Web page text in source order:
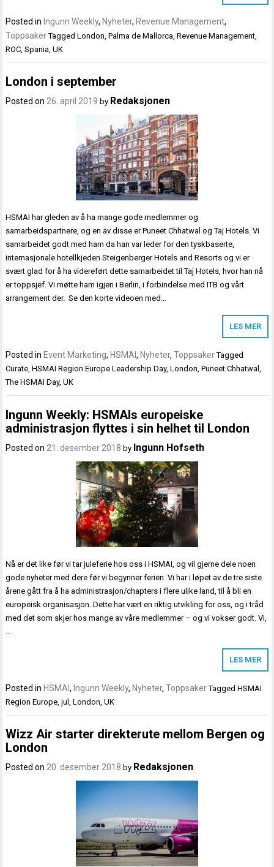
Posted in Ingunn Weekly, Nyheter, Revenue Management,
Toppsaker TaggedLondon ,Palma de Mallorca ,Revenue Management
ROC ,Spania ,UK
London i september
Posted on26. april 2019 by Redaksjonen
HSMAI har gleden av å ha mange gode medlemmer og
samarbeidspartnere, og en av disse er Puneet Chhatwal og Taj Hotels. Vi
samarbeidet godt med ham da han var leder for den tyskbaserte,
internasjonale hotellkjeden Steigenberger Hotels and Resorts og vi er
svært glad for å ha videreført dette samarbeidet til Taj Hotels, hvor han nå
er toppsjef. Vi møtte ham igjen i Berlin, i forbindelse med ITB og vårt
arrangement der. Se den korte videoen med…
LES MER
Posted in Event Marketing, HSMAI, Nyheter,Toppsaker Tagged
Curate,HSMAI Region Europe Leadership Day,London,Puneet Chhatwal,
The HSMAI Day,UK
Ingunn Weekly: HSMAIs europeiske
administrasjon flyttes i sin helhet til London
Posted on 21. desember 2018 by Ingunn Hofseth
Nå er det like før vi tar juleferie hos oss i HSMAI, og vil gjerne dele noen
gode nyheter med dere før vi begynner ferien. Vi har i løpet av de tre siste
årene gått fra å ha administrasjon/chapters i flere ulike land, til å bli en
europeisk organisasjon. Dette har vært en riktig utvikling for oss, og i tråd
med det som skjer hos mange av våre medlemmer – og vi vokser godt. Vi,
LES MER
Posted in HSMAI, Ingunn Weekly, Nyheter,Toppsaker TaggedHSMAI
Region Europe ,jul ,London ,UK
Wizz Air starter direkterute mellom Bergen og
London
Posted on20. desember 2018 by Redaksjonen